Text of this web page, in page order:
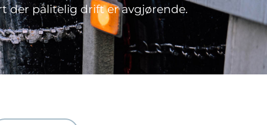
der pålitelig drift er avgjørende.